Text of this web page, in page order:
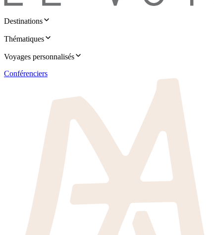
Destinations
Thématiques
Voyages personnalisés
Conférenciers